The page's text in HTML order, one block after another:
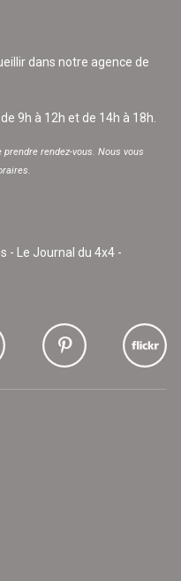
dans notre agence de
9h à 12h et de 14h à 18h.
rendez-vous. Nous vous
- Le Journal du 4x4 -